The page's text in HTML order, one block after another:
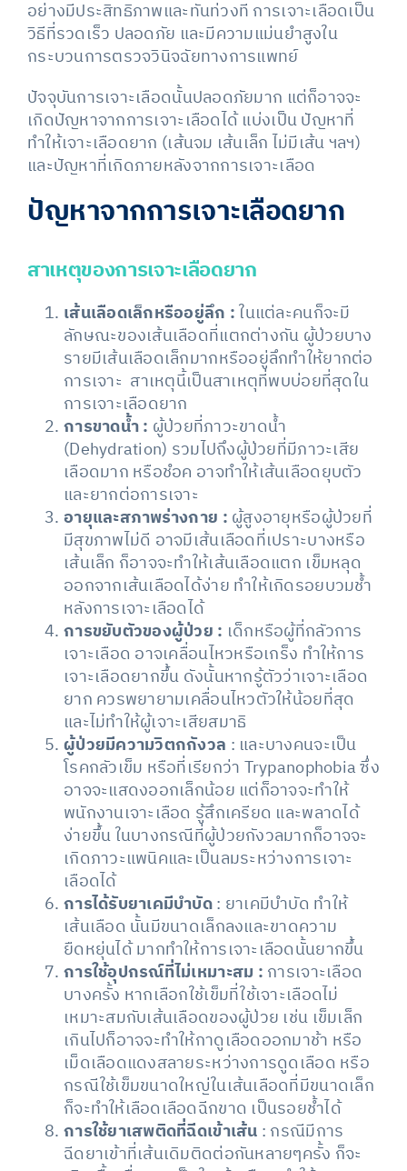
อย่างมีประสิทธิภาพและทันท่วงที การเจาะเลือดเป็น
วิธีที่รวดเร็ว ปลอดภัย และมีความแม่นยำสูงใน
กระบวนการตรวจวินิจฉัยทางการแพทย์
ปัจจุบันการเจาะเลือดนั้นปลอดภัยมาก แต่ก็อาจจะ
เกิดปัญหาจากการเจาะเลือดได้ แบ่งเป็น ปัญหาที่
ทำให้เจาะเลือดยาก (เส้นจม เส้นเล็ก ไม่มีเส้น ฯลฯ)
และปัญหาที่เกิดภายหลังจากการเจาะเลือด
ปัญหาจากการเจาะเลือดยาก
สาเหตุของการเจาะเลือดยาก
เส้นเลือดเล็กหรืออยู่ลึก :ในแต่ละคนก็จะมี
ลักษณะของเส้นเลือดที่แตกต่างกัน ผู้ป่วยบาง
รายมีเส้นเลือดเล็กมากหรืออยู่ลึกทำให้ยากต่อ
การเจาะ สาเหตุนี้เป็นสาเหตุที่พบบ่อยที่สุดใน
การเจาะเลือดยาก
การขาดน้ำ : ผู้ป่วยที่ภาวะขาดน้ำ
(Dehydration) รวมไปถึงผู้ป่วยที่มีภาวะเสีย
เลือดมาก หรือชํอค อาจทำให้เส้นเลือดยุบตัว
และยากต่อการเจาะ
อายุและสภาพร่างกาย : ผู้สูงอายุหรือผู้ป่วยที่
มีสุขภาพไม่ดี อาจมีเส้นเลือดที่เปราะบางหรือ
เส้นเล็ก ก็อาจจะทำให้เส้นเลือดแตก เข็มหลุด
ออกจากเส้นเลือดได้ง่าย ทำให้เกิดรอยบวมช้ำ
หลังการเจาะเลือดได้
การขยับตัวของผู้ป่วย : เด็กหรือผู้ที่กลัวการ
เจาะเลือด อาจเคลื่อนไหวหรือเกร็ง ทำให้การ
เจาะเลือดยากขึ้น ดังนั้นหากรู้ตัวว่าเจาะเลือด
ยาก ควรพยายามเคลื่อนไหวตัวให้น้อยที่สุด
และไม่ทำให้ผู้เจาะเสียสมาธิ
ผู้ป่วยมีความวิตกกังวล : และบางคนจะเป็น
โรคกลัวเข็ม หรือที่เรียกว่า Trypanophobia ซึ่ง
อาจจะแสดงออกเล็กน้อย แต่ก็อาจจะทำให้
พนักงานเจาะเลือด รู้สึกเครียด และพลาดได้
ง่ายขึ้น ในบางกรณีที่ผู้ป่วยกังวลมากก็อาจจะ
เกิดภาวะแพนิคและเป็นลมระหว่างการเจาะ
เลือดได้
การได้รับยาเคมีบำบัด: ยาเคมีบำบัด ทำให้
เส้นเลือด นั้นมีขนาดเล็กลงและขาดความ
ยืดหยุ่นได้ มากทำให้การเจาะเลือดนั้นยากขึ้น
การใช้อุปกรณ์ที่ไม่เหมาะสม : การเจาะเลือด
บางครั้ง หากเลือกใช้เข็มที่ใช้เจาะเลือดไม่
เหมาะสมกับเส้นเลือดของผู้ป่วย เช่น เข็มเล็ก
เกินไปก็อาจจะทำให้กาดูเลือดออกมาช้า หรือ
เม็ดเลือดแดงสลายระหว่างการดูดเลือด หรือ
กรณีใช้เข็มขนาดใหญ่ในเส้นเลือดที่มีขนาดเล็ก
ก็จะทำให้เลือดเลือดฉีกขาด เป็นรอยช้ำได้
การใช้ยาเสพติดที่ฉีดเข้าเส้น : กรณีมีการ
ฉีดยาเข้าที่เส้นเดิมติดต่อกันหลายๆครั้ง ก็จะ